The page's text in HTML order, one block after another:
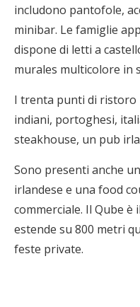
includono pantofole,
minibar. Le famiglie
dispone di letti a
murales multicolore in
I trenta punti di ristoro
indiani, portoghesi,
steakhouse, un pub
Sono presenti anche
irlandese e una food
commerciale. Il Qube è
estende su 800 metri
feste private.